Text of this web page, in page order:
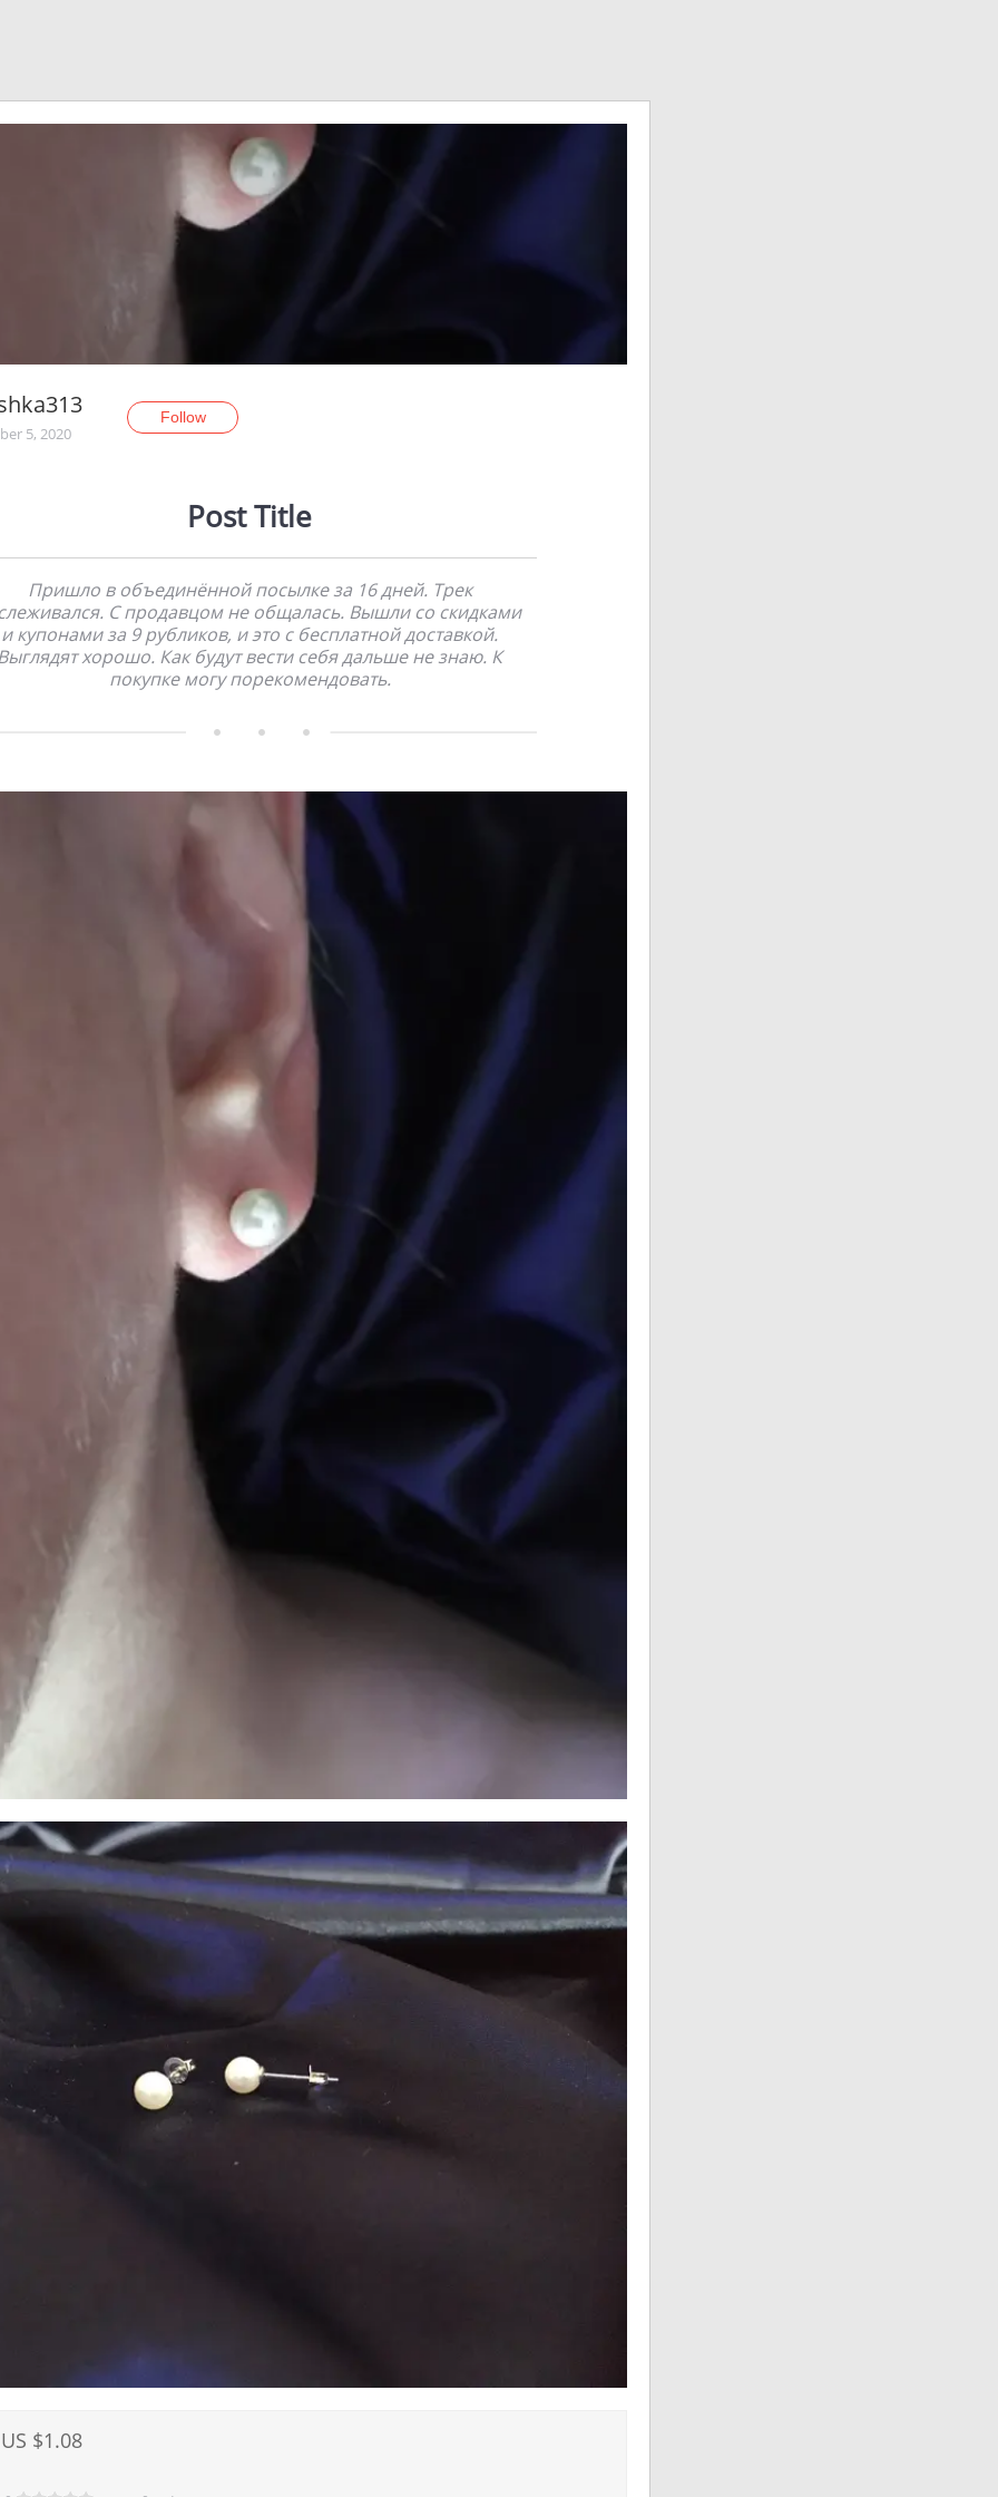
5, 2020
Follow
Post Title
Пришло в объединённой посылке за 16 дней. Трек
С продавцом не общалась. Вышли со скидками
и купонами за 9 рубликов, и это с бесплатной доставкой.
хорошо. Как будут вести себя дальше не знаю. К
покупке могу порекомендовать.
US $1.08